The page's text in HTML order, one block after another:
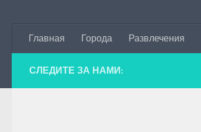
Главная Города Развлечения
СЛЕДИТЕ ЗА НАМИ: